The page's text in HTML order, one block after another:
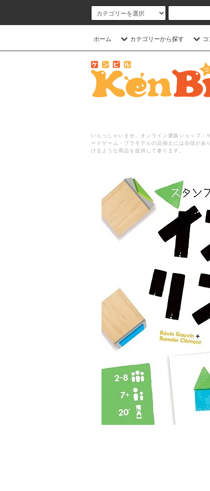
ホーム カテゴリーから探す コ
いらっしゃいませ。オンライン通販ショップ
ードゲーム・プラモデルの品揃えには自信が
けるような商品を提供して参ります。